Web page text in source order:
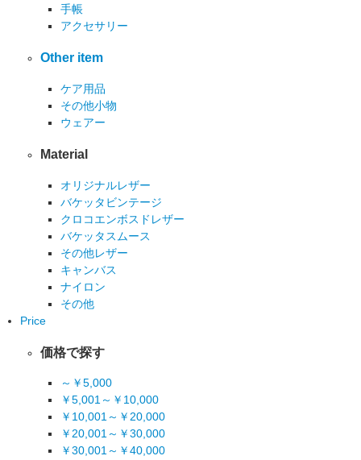
手帳
アクセサリー
Other item
ケア用品
その他小物
ウェアー
Material
オリジナルレザー
バケッタビンテージ
クロコエンボスドレザー
バケッタスムース
その他レザー
キャンバス
ナイロン
その他
Price
価格で探す
～￥5,000
￥5,001～￥10,000
￥10,001～￥20,000
￥20,001～￥30,000
￥30,001～￥40,000